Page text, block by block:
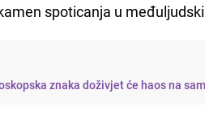
spoticanja u
znaka doživjet će haos na